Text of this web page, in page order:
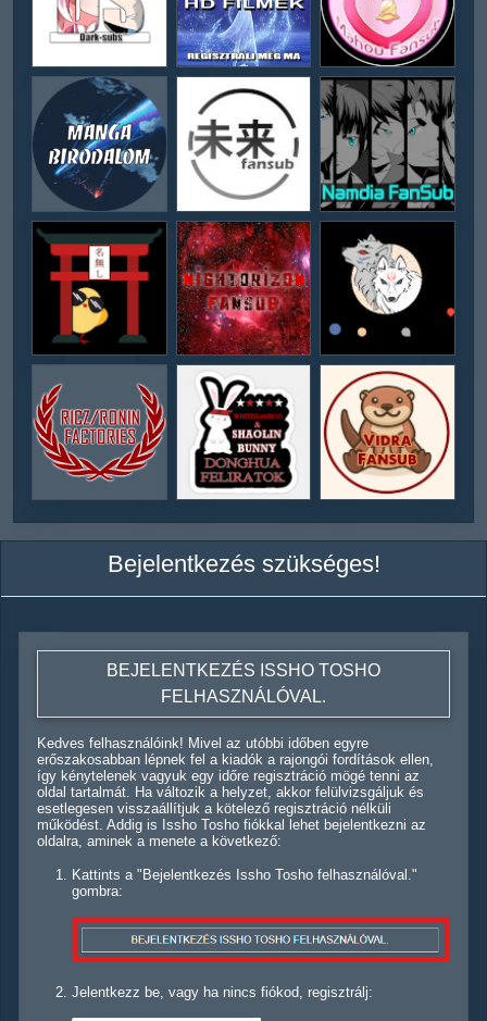
Bejelentkezés szükséges!
BEJELENTKEZÉS ISSHO TOSHO
FELHASZNÁLÓVAL.
Kedves felhasználóink! Mivel az utóbbi időben egyre
erőszakosabban lépnek fel a kiadók a rajongói fordítások ellen,
így kénytelenek vagyuk egy időre regisztráció mögé tenni az
oldal tartalmát. Ha változik a helyzet, akkor felülvizsgáljuk és
esetlegesen visszaállítjuk a kötelező regisztráció nélküli
működést. Addig is Issho Tosho fiókkal lehet bejelentkezni az
oldalra, aminek a menete a következő:
Kattints a "Bejelentkezés Issho Tosho felhasználóval."
gombra:
Jelentkezz be, vagy ha nincs fiókod, regisztrálj: